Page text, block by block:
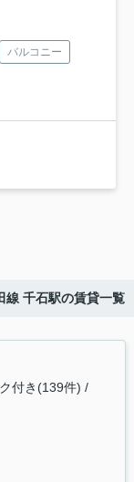
バルコニー
線 千石駅の賃貸一覧
付き(139件)